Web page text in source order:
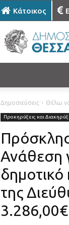
Κάτοικος
Δημοσιεύσεις Θέλω
Προκηρύξεις και
Ανάθεση
της